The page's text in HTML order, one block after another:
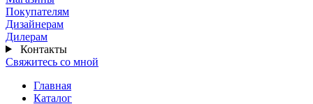
Покупателям
Дизайнерам
Дилерам
Контакты
Свяжитесь со мной
Главная
Каталог